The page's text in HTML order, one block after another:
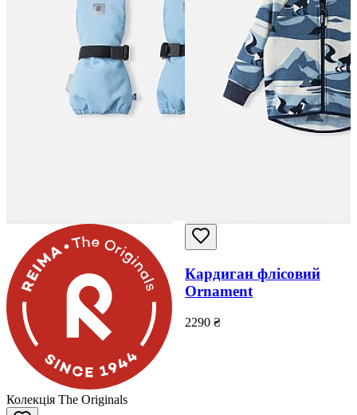
Колекція The Originals
Кардиган флісовий
Ornament
2290 ₴